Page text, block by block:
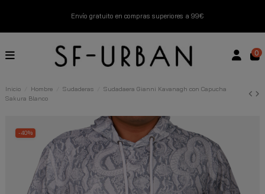
Envío gratuito en compras superiores a 99€
Nuevos productos disponibles esta semana
0
Inicio Hombre Sudaderas
Sudadaera Gianni Kavanagh con Capucha
Sakura Blanco
-40%